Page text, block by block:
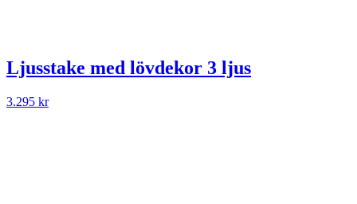
Ljusstake med lövdekor 3 ljus
3.295 kr